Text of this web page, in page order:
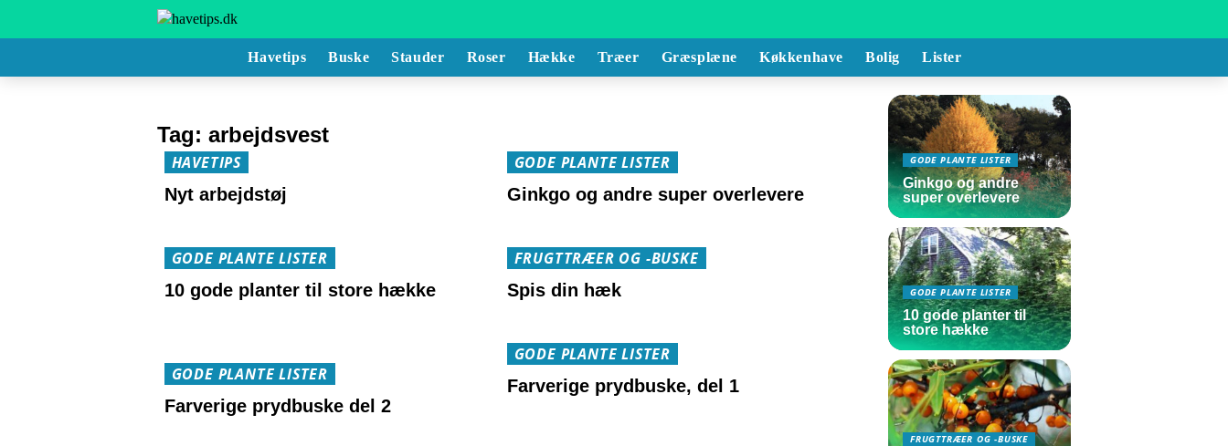
Havetips Buske Stauder Roser Hække Træer Græsplæne Køkkenhave Bolig Lister
Tag: arbejdsvest
HAVETIPS
Nyt arbejdstøj
GODE PLANTE LISTER
Ginkgo og andre super overlevere
GODE PLANTE LISTER
10 gode planter til store hække
FRUGTTRÆER OG -BUSKE
Spis din hæk
GODE PLANTE LISTER
Farverige prydbuske del 2
GODE PLANTE LISTER
Farverige prydbuske, del 1
GODE PLANTE LISTER
Ginkgo og andre
super overlevere
GODE PLANTE LISTER
10 gode planter til
store hække
FRUGTTRÆER OG -BUSKE